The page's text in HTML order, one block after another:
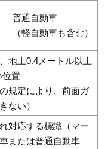
普通自動車
（軽自動車も含む）
地上0.4メートル以上
位置
規定により、前面ガ
ない）
対応する標識（マー
または普通自動車